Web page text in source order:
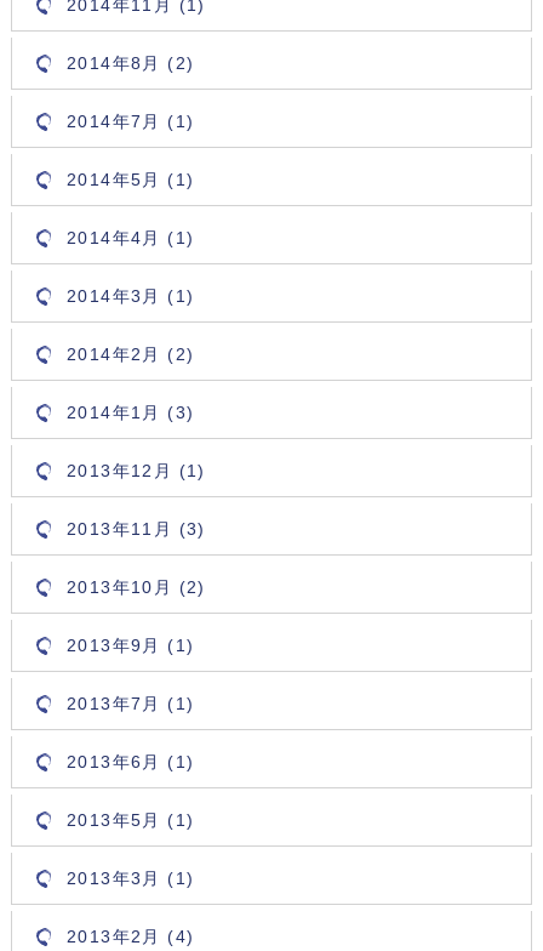
2014年11月 (1)
2014年8月 (2)
2014年7月 (1)
2014年5月 (1)
2014年4月 (1)
2014年3月 (1)
2014年2月 (2)
2014年1月 (3)
2013年12月 (1)
2013年11月 (3)
2013年10月 (2)
2013年9月 (1)
2013年7月 (1)
2013年6月 (1)
2013年5月 (1)
2013年3月 (1)
2013年2月 (4)